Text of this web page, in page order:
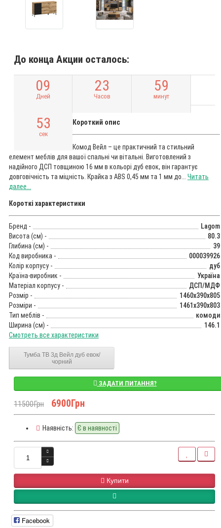
До конца Акции осталось:
09
Дней
23
Часов
59
минут
52
сек
Короткий опис
Комод Вейл – це практичний та стильний
елемент меблів для вашої спальні чи вітальні. Виготовлений з
надійного ДСП товщиною 16 мм в кольорі дуб евок, він гарантує
довговічність та міцність. Крайка з ABS 0,45 мм та 1 мм до... Читать
далее...
Короткі характеристики
Бренд -
Lagom
Висота (см) -
80.3
Глибина (см) -
39
Код виробника -
000039926
Колір корпусу -
дуб
Країна-виробник -
Україна
Матеріал корпусу -
ДСП/МДФ
Розмір -
1460x390x805
Розміри -
1461x390x803
Тип меблів -
комоди
Ширина (см) -
146.1
Смотреть все характеристики
Тумба ТВ 3д Вейл дуб евок/
чорний
ЗАДАТИ ПИТАННЯ?
11500Грн 6900Грн
Наявність: Є в наявності
Купити
Facebook